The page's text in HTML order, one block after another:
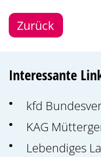
Zurück
Interessante
kfd
KAG
Lebendiges